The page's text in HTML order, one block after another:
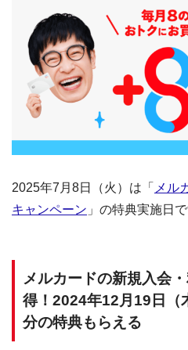
2025年7月8日（火）は「 メル
キャンペーン 」の特典実施日で
メルカードの新規入会
得！2024年12月19日（
分の特典もらえる